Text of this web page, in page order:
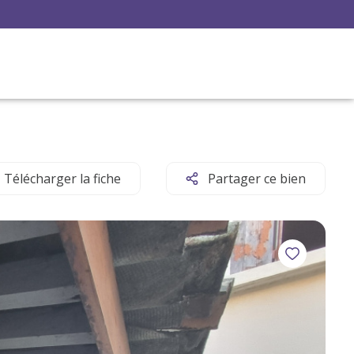
Télécharger la fiche Partager ce bien